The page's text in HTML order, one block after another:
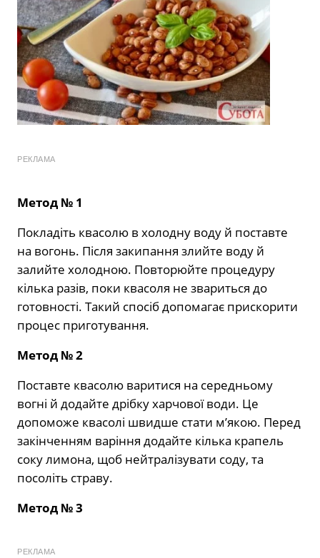
РЕКЛАМА
Метод № 1
Покладіть квасолю в холодну воду й поставте
на вогонь. Після закипання злийте воду й
залийте холодною. Повторюйте процедуру
кілька разів, поки квасоля не звариться до
готовності. Такий спосіб допомагає прискорити
процес приготування.
Метод № 2
Поставте квасолю варитися на середньому
вогні й додайте дрібку харчової води. Це
допоможе квасолі швидше стати м’якою. Перед
закінченням варіння додайте кілька крапель
соку лимона, щоб нейтралізувати соду, та
посоліть страву.
Метод № 3
РЕКЛАМА